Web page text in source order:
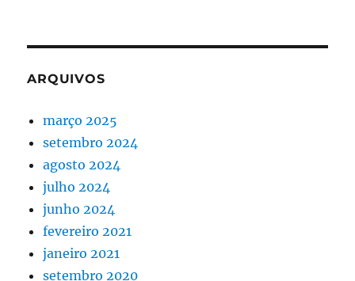
ARQUIVOS
março 2025
setembro 2024
agosto 2024
julho 2024
junho 2024
fevereiro 2021
janeiro 2021
setembro 2020